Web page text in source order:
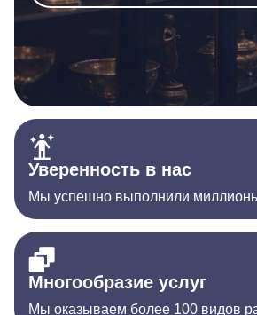
Уверенность в нас
Мы успешно выполнили
Многообразие услуг
Мы оказываем более 100 видов